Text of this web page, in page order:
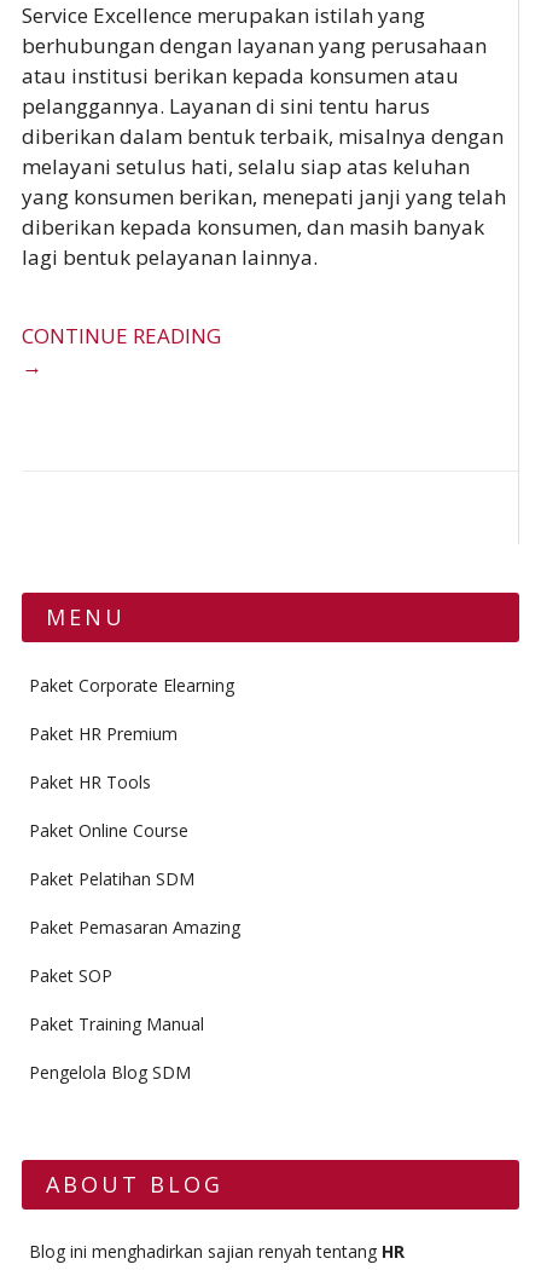
Service Excellence merupakan istilah yang
berhubungan dengan layanan yang perusahaan
atau institusi berikan kepada konsumen atau
pelanggannya. Layanan di sini tentu harus
diberikan dalam bentuk terbaik, misalnya dengan
melayani setulus hati, selalu siap atas keluhan
yang konsumen berikan, menepati janji yang telah
diberikan kepada konsumen, dan masih banyak
lagi bentuk pelayanan lainnya.
CONTINUE READING
→
MENU
Paket Corporate Elearning
Paket HR Premium
Paket HR Tools
Paket Online Course
Paket Pelatihan SDM
Paket Pemasaran Amazing
Paket SOP
Paket Training Manual
Pengelola Blog SDM
ABOUT BLOG
Blog ini menghadirkan sajian renyah tentang HR